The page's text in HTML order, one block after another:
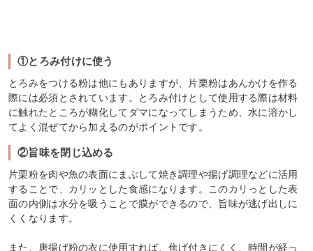
①とろみ付けに使う
とろみをつける粉は他にもありますが、片栗粉はあんかけを作る
際には必須とされています。とろみ付けとして使用する際は材料
に触れたところが糊化してダマになってしまうため、水に溶かし
てよく混ぜてから加えるのがポイントです。
②旨味を閉じ込める
片栗粉を肉や魚の表面にまぶして焼き調理や揚げ調理などに活用
することで、カリッとした食感になります。このカリっとした表
面の内側は水分を吸うことで膜ができるので、旨味が逃げ出しに
くくなります。
また、唐揚げ粉の衣に使用すれば、焦げ付きにくく、時間が経っ